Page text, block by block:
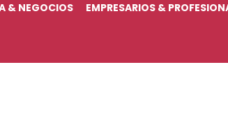
& NEGOCIOS EMPRESARIOS &